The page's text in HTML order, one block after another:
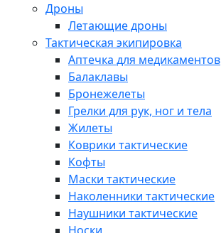
Дроны
Летающие дроны
Тактическая экипировка
Аптечка для медикаментов
Балаклавы
Бронежелеты
Грелки для рук, ног и тела
Жилеты
Коврики тактические
Кофты
Маски тактические
Наколенники тактические
Наушники тактические